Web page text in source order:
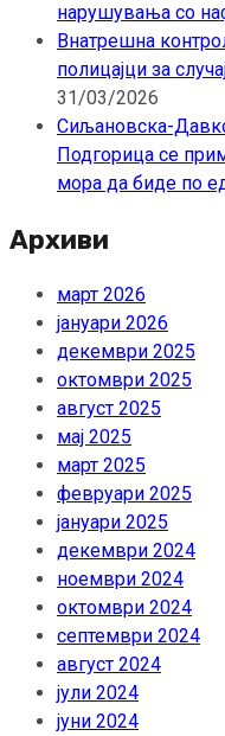
нарушувања со
Внатрешна
полицајци за
31/03/2026
Сиљановска-
Подгорица се
мора да биде по
Архиви
март 2026
јануари 2026
декември 2025
октомври 2025
август 2025
мај 2025
март 2025
февруари 2025
јануари 2025
декември 2024
ноември 2024
октомври 2024
септември 2024
август 2024
јули 2024
јуни 2024